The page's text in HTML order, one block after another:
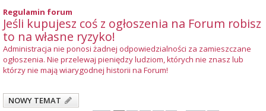
Regulamin forum
Jeśli kupujesz coś z ogłoszenia na Forum robisz
to na własne ryzyko!
Administracja nie ponosi żadnej odpowiedzialności za zamieszczane
ogłoszenia. Nie przelewaj pieniędzy ludziom, których nie znasz lub
którzy nie mają wiarygodnej historii na Forum!
NOWY TEMAT